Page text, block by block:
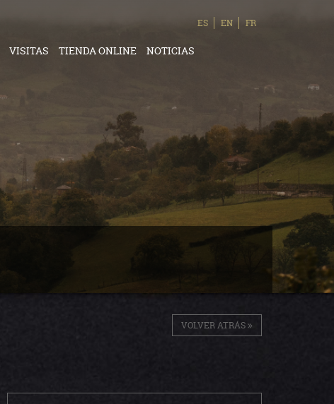
ES EN FR
VISITAS TIENDA ONLINE NOTICIAS
VOLVER ATRÁS